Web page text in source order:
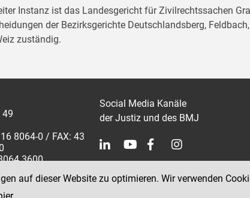
Instanz ist das Landesgericht für Zivilrechtssachen
der Bezirksgerichte Deutschlandsberg,
zuständig.
49
8064-0 / FAX: 43
3600
Social Media Kanäle
der Justiz und des BMJ
auf dieser Website zu optimieren. Wir verwenden